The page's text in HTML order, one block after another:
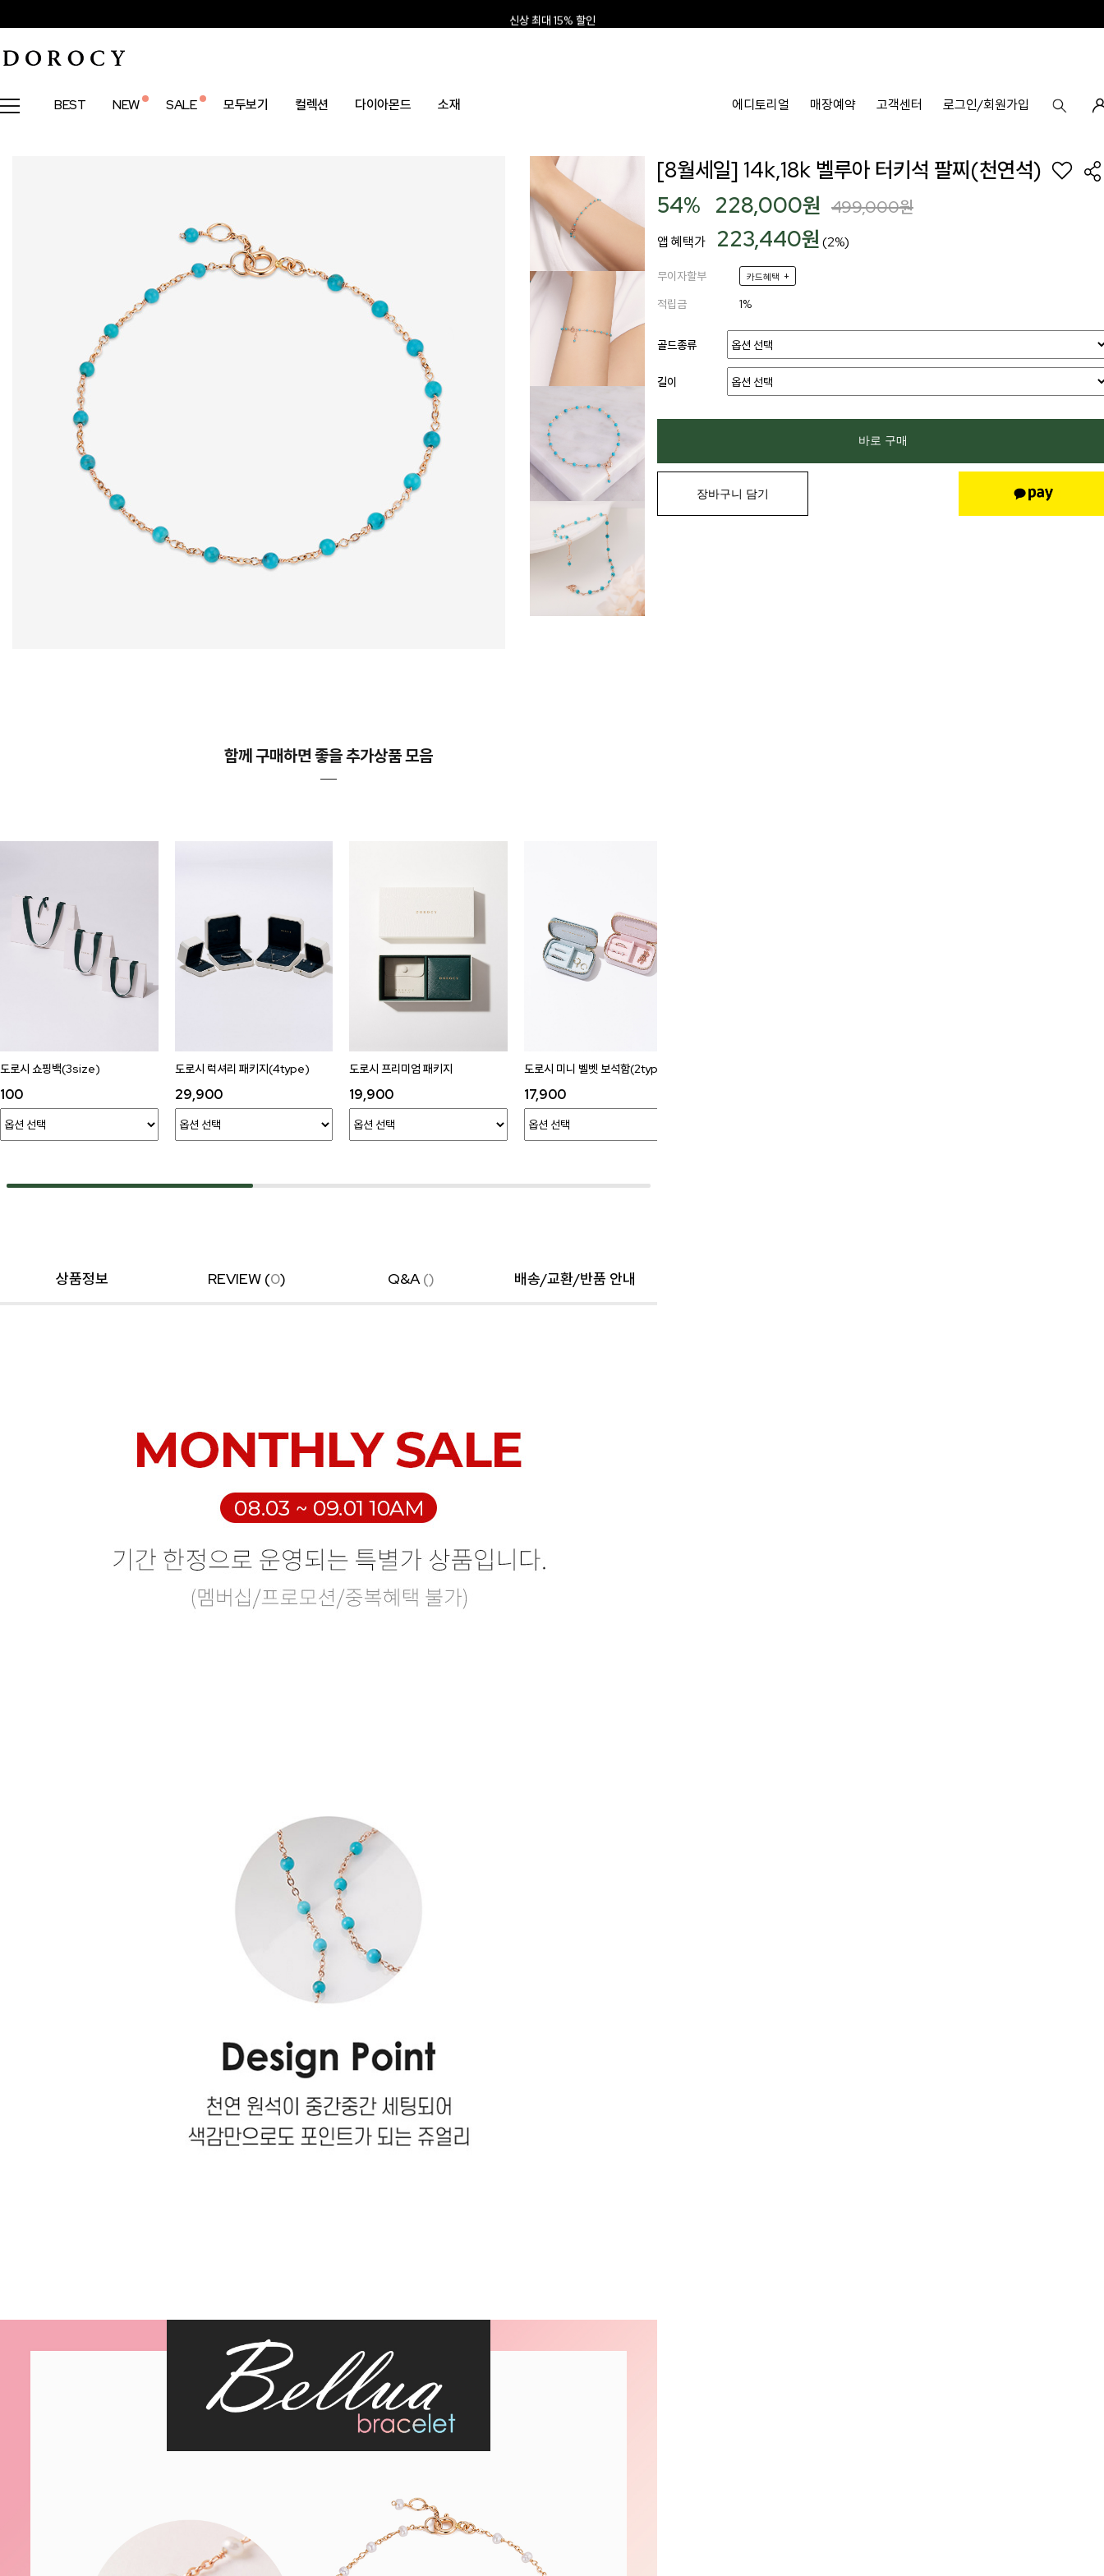
신상 최대 15% 할인
BEST NEW SALE 모두보기 컬렉션 다이아몬드 소재 에디토리얼 매장예약 고객센터 로그인/회원가입
랩다이아몬드 모이시나이트
순금 선물추천
함께 구매하면 좋을 추가상품 모음
도로시 쇼핑백(3size)
100
도로시 럭셔리 패키지(4type)
29,900
도로시 프리미엄 패키지
19,900
도로시 미니 벨벳 보석함(2type)
17,900
상품정보 REVIEW (0) Q&A() 배송/교환/반품 안내
[8월세일] 14k,18k 벨루아 터키석 팔찌(천연석)
54% 228,000원 499,000원
앱 혜택가 223,440원(2%)
무이자할부 카드혜택 +
적립금 1%
골드종류
길이
바로 구매
장바구니 담기